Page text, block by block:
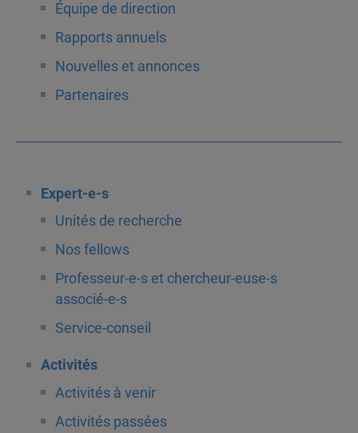
Équipe de direction
Rapports annuels
Nouvelles et annonces
Partenaires
Expert-e-s
Unités de recherche
Nos fellows
Professeur-e-s et chercheur-euse-s
associé-e-s
Service-conseil
Activités
Activités à venir
Activités passées